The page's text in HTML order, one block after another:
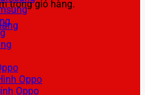
trong giỏ hàng.
Oppo
Oppo